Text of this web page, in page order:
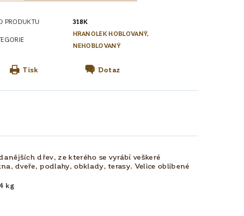
PRODUKTU 318K
HRANOLEK HOBLOVANÝ,
NEHOBLOVANÝ
Tisk Dotaz
dřev, ze kterého se vyrábí veškeré
dveře, podlahy, obklady, terasy. Velice oblíbené
kg